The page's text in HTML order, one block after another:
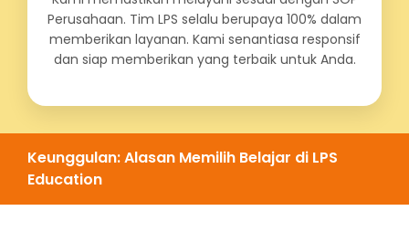
Perusahaan. Tim LPS selalu berupaya 100% dalam
memberikan layanan. Kami senantiasa responsif
dan siap memberikan yang terbaik untuk Anda.
Keunggulan: Alasan Memilih Belajar di LPS
Education